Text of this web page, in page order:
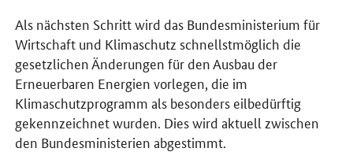
Als nächsten Schritt wird das Bundesministerium für
Wirtschaft und Klimaschutz schnellstmöglich die
gesetzlichen Änderungen für den Ausbau der
Erneuerbaren Energien vorlegen, die im
Klimaschutzprogramm als besonders eilbedürftig
gekennzeichnet wurden. Dies wird aktuell zwischen
den Bundesministerien abgestimmt.